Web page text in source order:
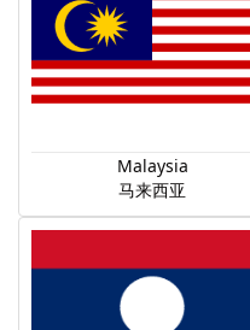
Malaysia
马来西亚